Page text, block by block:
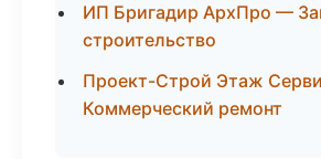
ИП Бригадир АрхПро —
строительство
Проект-Строй Этаж
Коммерческий ремонт